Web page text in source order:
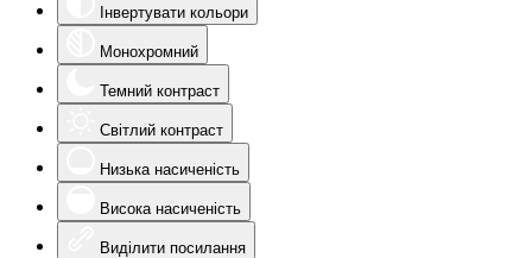
Інвертувати кольори
Монохромний
Темний контраст
Світлий контраст
Низька насиченість
Висока насиченість
Виділити посилання